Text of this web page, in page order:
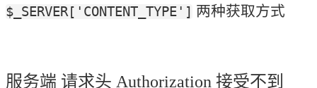
$_SERVER['CONTENT_TYPE'] 两种获取方式
服务端 请求头 Authorization 接受不到